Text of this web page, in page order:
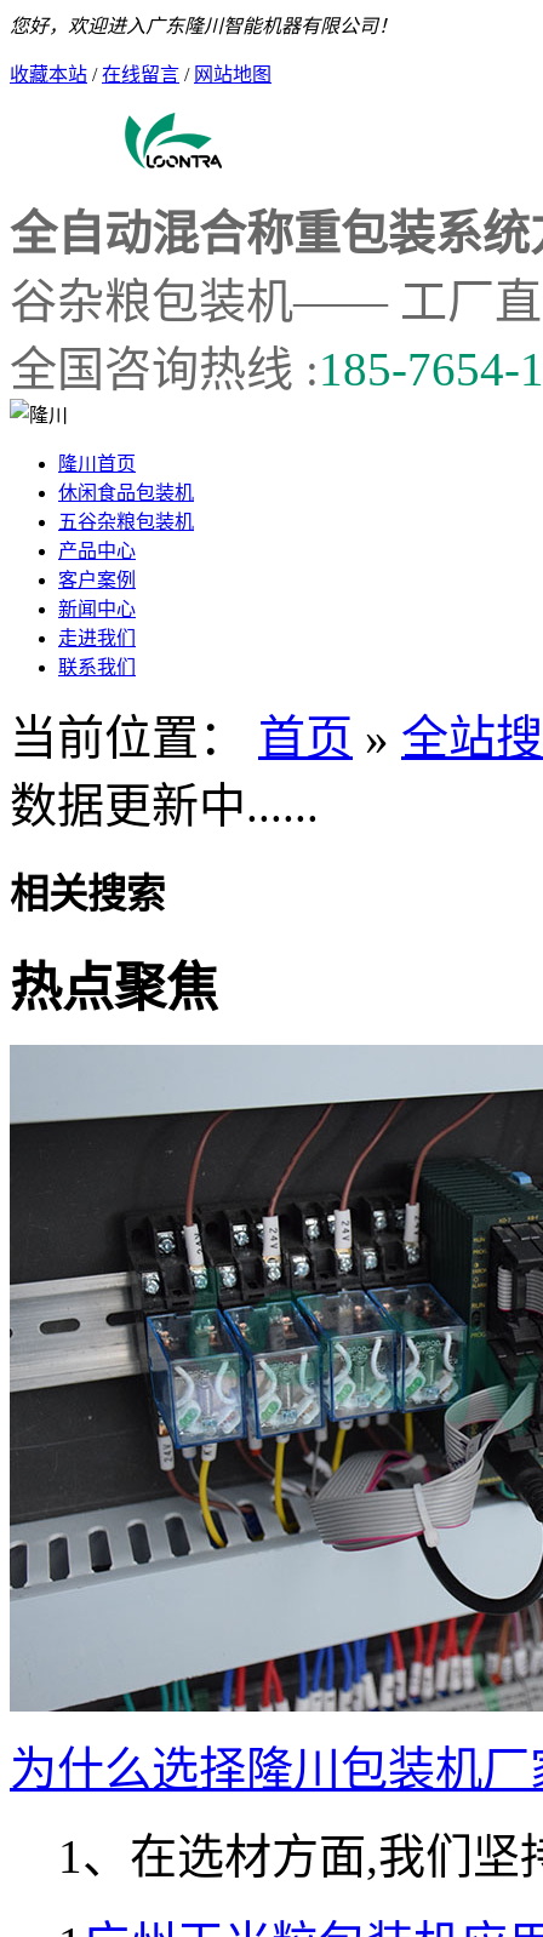
您好，欢迎进入广东隆川智能机器有限公司！
收藏本站 /在线留言 / 网站地图
全自动混合称重包装系
谷杂粮包装机—— 工厂
全国咨询热线 :185-7654-
隆川首页
休闲食品包装机
五谷杂粮包装机
产品中心
客户案例
新闻中心
走进我们
联系我们
当前位置： 首页 » 全站
数据更新中......
相关搜索
热点聚焦
为什么选择隆川包装机厂
1、在选材方面,我们坚